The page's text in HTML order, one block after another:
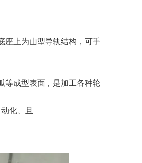
座上为山型导轨结构，可手
等成型表面，是加工各种轮
化、且